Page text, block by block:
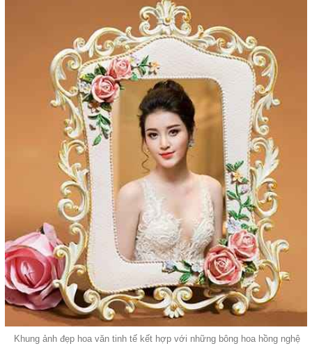
Khung ảnh đẹp hoa văn tinh tế kết hợp với những bông hoa hồng nghệ